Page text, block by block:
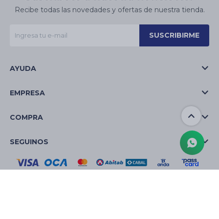
Recibe todas las novedades y ofertas de nuestra tienda.
SUSCRIBIRME
AYUDA
EMPRESA
COMPRA
SEGUINOS